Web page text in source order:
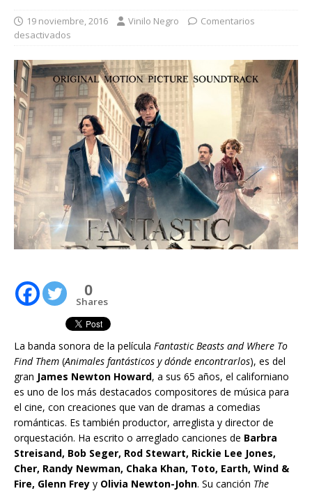
19 noviembre, 2016 Vinilo Negro
Comentarios
desactivados
0
Shares
La banda sonora de la película Fantastic Beasts and Where To
Find Them (Animales fantásticos y dónde encontrarlos), es del
gran James Newton Howard, a sus 65 años, el californiano
es uno de los más destacados compositores de música para
el cine, con creaciones que van de dramas a comedias
románticas. Es también productor, arreglista y director de
orquestación. Ha escrito o arreglado canciones de Barbra
Streisand, Bob Seger, Rod Stewart, Rickie Lee Jones,
Cher, Randy Newman, Chaka Khan, Toto, Earth, Wind &
Fire, Glenn Frey y Olivia Newton-John. Su canción The